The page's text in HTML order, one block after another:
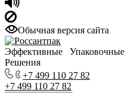
Обычная версия сайта
Эффективные Упаковочные
Решения
+7 499 110 27 82
+7 499 110 27 82